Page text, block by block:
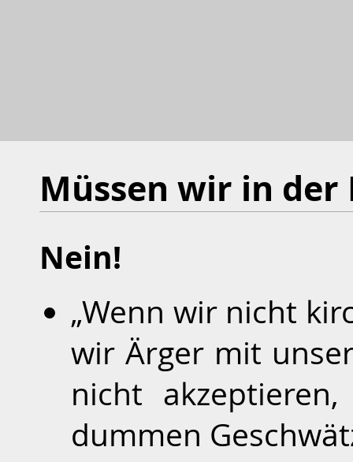
Müssen wir in
Nein!
„Wenn wir nicht
wir Ärger mit
nicht
dummen